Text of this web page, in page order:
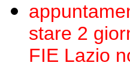
stare 2
FIE Lazio